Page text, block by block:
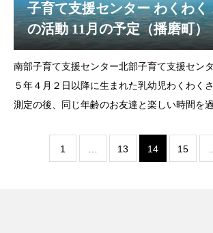
子育て支援センター わくわく
の活動 11月の予定（播磨町）
南部子育て支援センター北部子育て支援セン
５年４月２日以降に生まれた乳幼児わくわく
測定の後、同じ年齢のお友達と楽しい時間を
1 13 14 15